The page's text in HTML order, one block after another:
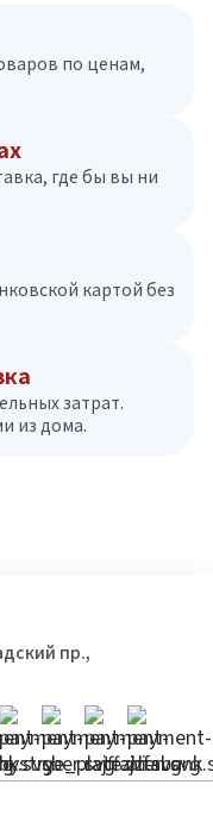
по ценам,
где бы вы ни
картой без
затрат.
из дома.
пр.,